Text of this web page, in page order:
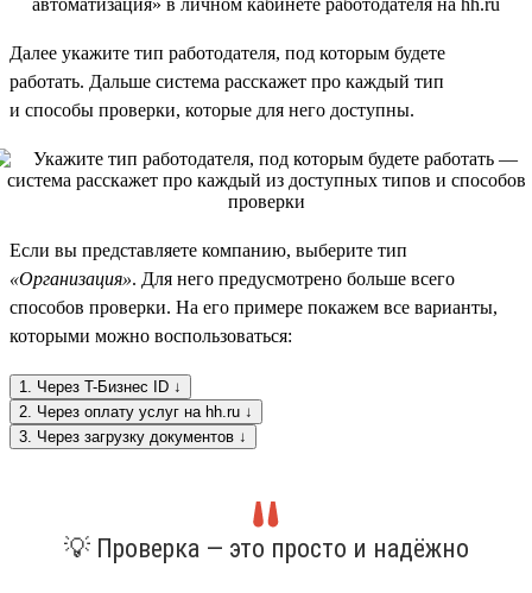
Далее укажите тип работодателя, под которым будете
работать. Дальше система расскажет про каждый тип
и способы проверки, которые для него доступны.
Если вы представляете компанию, выберите тип
«Организация». Для него предусмотрено больше всего
способов проверки. На его примере покажем все варианты,
которыми можно воспользоваться:
1. Через T-Бизнес ID ↓
2. Через оплату услуг на hh.ru ↓
3. Через загрузку документов ↓
💡 Проверка — это просто и надёжно